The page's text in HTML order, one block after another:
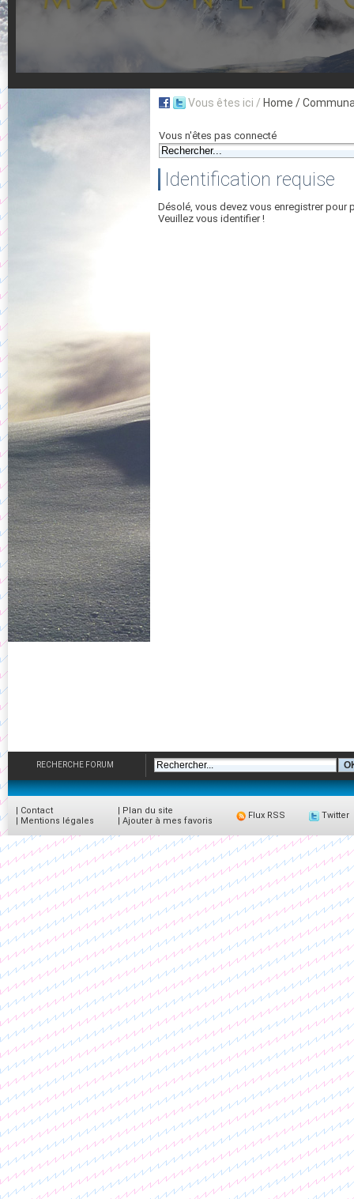
Vous êtes ici / Home /
Vous n'êtes pas connecté
Identification requise
Désolé, vous devez vous enregistrer pour
Veuillez vous identifier !
RECHERCHE FORUM
| Contact
| Mentions légales
| Plan du site
| Ajouter à mes favoris
Flux RSS Twitter